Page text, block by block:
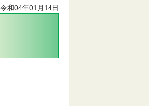
令和04年01月14日